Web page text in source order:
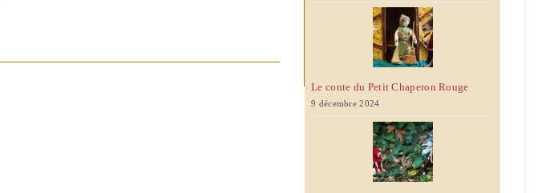
Le conte du Petit Chaperon Rouge
9 décembre 2024